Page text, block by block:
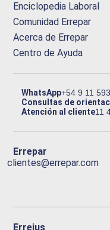
Enciclopedia Laboral
Comunidad Errepar
Acerca de Errepar
Centro de Ayuda
WhatsApp+54 9 11
Consultas de
Atención al cliente11
Errepar
clientes@errepar.com
Erreius